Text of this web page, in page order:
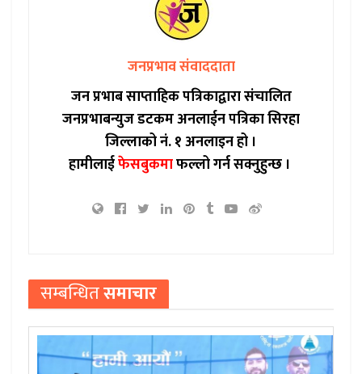
जनप्रभाव संवाददाता
जन प्रभाब साप्ताहिक पत्रिकाद्वारा संचालित
जनप्रभाबन्युज डटकम अनलाईन पत्रिका सिरहा
जिल्लाको नं. १ अनलाइन हो ।
हामीलाईफेसबुकमाफल्लो गर्न सक्नुहुन्छ ।
सम्बन्धितसमाचार